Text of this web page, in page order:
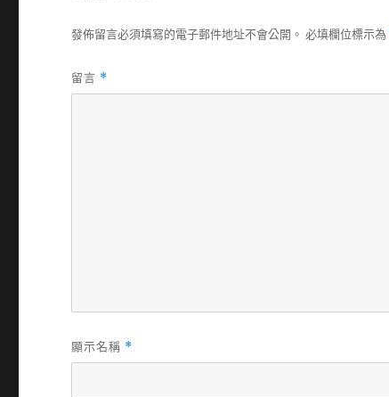
發佈留言必須填寫的電子郵件地址不會公開。 必填欄位標示為
留言 *
顯示名稱 *